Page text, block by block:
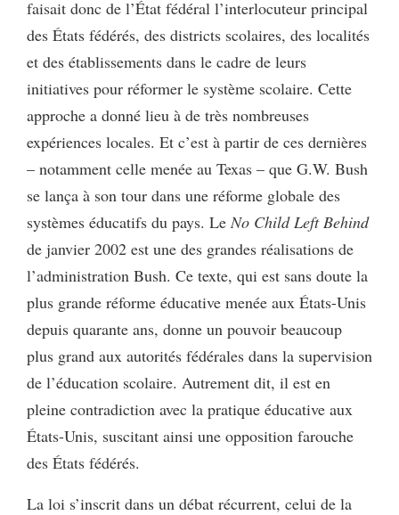
faisait donc de l’État fédéral l’interlocuteur principal
des États fédérés, des districts scolaires, des localités
et des établissements dans le cadre de leurs
initiatives pour réformer le système scolaire. Cette
approche a donné lieu à de très nombreuses
expériences locales. Et c’est à partir de ces dernières
– notamment celle menée au Texas – que G.W. Bush
se lança à son tour dans une réforme globale des
systèmes éducatifs du pays. Le No Child Left Behind
de janvier 2002 est une des grandes réalisations de
l’administration Bush. Ce texte, qui est sans doute la
plus grande réforme éducative menée aux États-Unis
depuis quarante ans, donne un pouvoir beaucoup
plus grand aux autorités fédérales dans la supervision
de l’éducation scolaire. Autrement dit, il est en
pleine contradiction avec la pratique éducative aux
États-Unis, suscitant ainsi une opposition farouche
des États fédérés.
La loi s’inscrit dans un débat récurrent, celui de la